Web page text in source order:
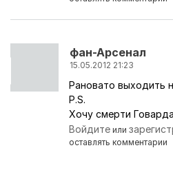
фан-Арсенал
15.05.2012 21:23
Рановато выходить
P.S.
Хочу смерти
Войдите или
оставлять комментарии